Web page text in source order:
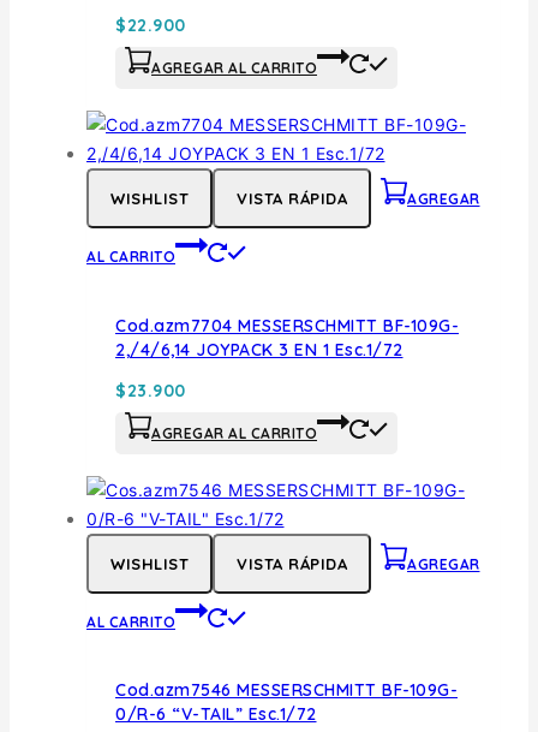
$22.900
AGREGAR AL CARRITO
WISHLIST VISTA RÁPIDA AGREGAR
AL CARRITO
Cod.azm7704 MESSERSCHMITT BF-109G-
2,/4/6,14 JOYPACK 3 EN 1 Esc.1/72
$23.900
AGREGAR AL CARRITO
WISHLIST VISTA RÁPIDA AGREGAR
AL CARRITO
Cod.azm7546 MESSERSCHMITT BF-109G-
0/R-6 “V-TAIL” Esc.1/72